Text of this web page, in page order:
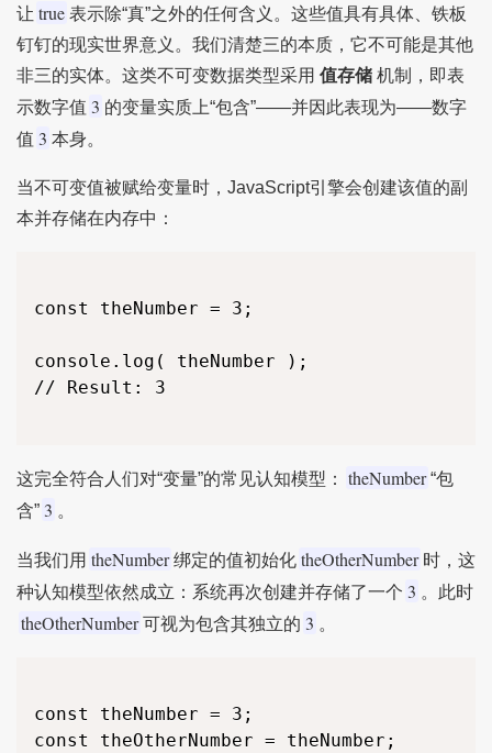
让 true 表示除“真”之外的任何含义。这些值具有具体、铁板
钉钉的现实世界意义。我们清楚三的本质，它不可能是其他
非三的实体。这类不可变数据类型采用 值存储机制，即表
示数字值 3 的变量实质上“包含”——并因此表现为——数字
值 3 本身。
当不可变值被赋给变量时，JavaScript引擎会创建该值的副
本并存储在内存中：
const theNumber = 3;
console.log( theNumber );
// Result: 3
这完全符合人们对“变量”的常见认知模型： theNumber “包
含” 3 。
当我们用 theNumber 绑定的值初始化 theOtherNumber 时，这
种认知模型依然成立：系统再次创建并存储了一个 3 。此时
theOtherNumber 可视为包含其独立的 3 。
const theNumber = 3;
const theOtherNumber = theNumber;